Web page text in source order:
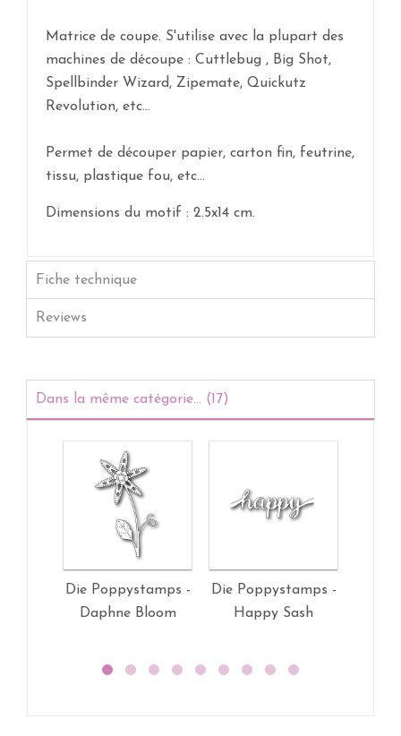
Matrice de coupe. S'utilise avec la plupart des
machines de découpe : Cuttlebug , Big Shot,
Spellbinder Wizard, Zipemate, Quickutz
Revolution, etc...
Permet de découper papier, carton fin, feutrine,
tissu, plastique fou, etc...
Dimensions du motif : 2.5x14 cm.
Fiche technique
Reviews
Dans la même catégorie... (17)
Die Poppystamps -
Daphne Bloom
Die Poppystamps -
Happy Sash